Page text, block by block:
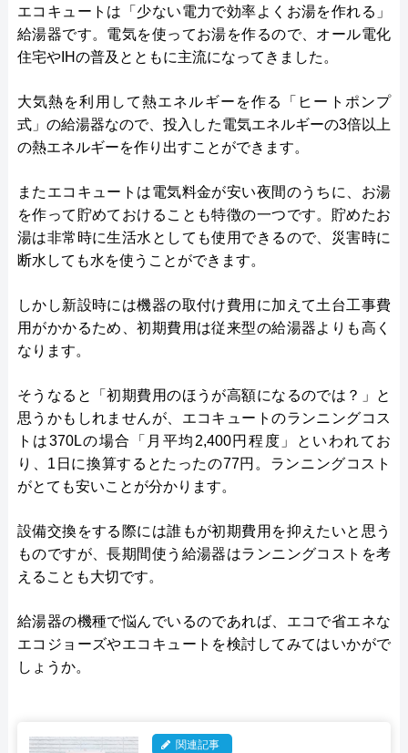
エコキュートは「少ない電力で効率よくお湯を作れる」
給湯器です。電気を使ってお湯を作るので、オール電化
住宅やIHの普及とともに主流になってきました。
大気熱を利用して熱エネルギーを作る「ヒートポンプ
式」の給湯器なので、投入した電気エネルギーの3倍以上
の熱エネルギーを作り出すことができます。
またエコキュートは電気料金が安い夜間のうちに、お湯
を作って貯めておけることも特徴の一つです。貯めたお
湯は非常時に生活水としても使用できるので、災害時に
断水しても水を使うことができます。
しかし新設時には機器の取付け費用に加えて土台工事費
用がかかるため、初期費用は従来型の給湯器よりも高く
なります。
そうなると「初期費用のほうが高額になるのでは？」と
思うかもしれませんが、エコキュートのランニングコス
トは370Lの場合「月平均2,400円程度」といわれてお
り、1日に換算するとたったの77円。ランニングコスト
がとても安いことが分かります。
設備交換をする際には誰もが初期費用を抑えたいと思う
ものですが、長期間使う給湯器はランニングコストを考
えることも大切です。
給湯器の機種で悩んでいるのであれば、エコで省エネな
エコジョーズやエコキュートを検討してみてはいかがで
しょうか。
関連記事